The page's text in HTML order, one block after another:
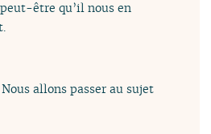
être qu’il nous en
Nous allons passer au sujet